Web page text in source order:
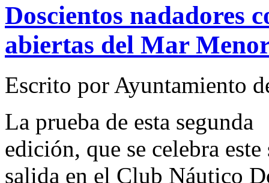
Doscientos nadadores
abiertas del Mar
Escrito por Ayuntamiento
La prueba de esta segunda
edición, que se celebra
salida en el Club Náutico